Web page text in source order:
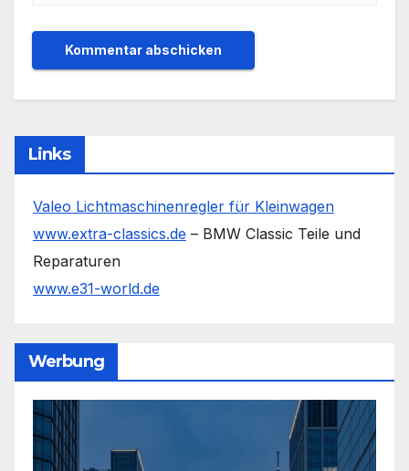
Links
Valeo Lichtmaschinenregler für Kleinwagen
www.extra-classics.de – BMW Classic Teile und
Reparaturen
www.e31-world.de
Werbung